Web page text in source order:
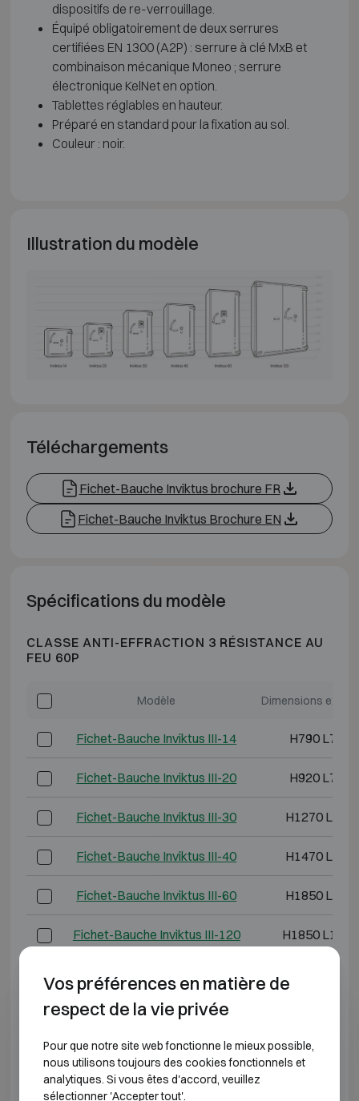
dispositifs de re-verrouillage.
Équipé obligatoirement de deux serrures
certifiées EN 1300 (A2P) : serrure à clé MxB et
combinaison mécanique Moneo ; serrure
électronique KelNet en option.
Tablettes réglables en hauteur.
Préparé en standard pour la fixation au sol.
Couleur : noir.
Illustration du modèle
Téléchargements
Fichet-Bauche Inviktus brochure FR
Fichet-Bauche Inviktus Brochure EN
Spécifications du modèle
CLASSE ANTI-EFFRACTION 3 RÉSISTANCE AU
FEU 60P
Modèle Dimensions
Fichet-Bauche Inviktus III-14 H790 L730
Fichet-Bauche Inviktus III-20 H920 L730
Fichet-Bauche Inviktus III-30 H1270 L730
Fichet-Bauche Inviktus III-40 H1470 L810
Fichet-Bauche Inviktus III-60 H1850 L880
Fichet-Bauche Inviktus III-120 H1850
*Profondeur extérieure hors charnières, poignée ou
CLASSE ANTI-EFFRACTION 4 RÉSISTANCE AU
FEU 60P
Vos préférences en matière de
respect de la vie privée
Pour que notre site web fonctionne le mieux possible,
nous utilisons toujours des cookies fonctionnels et
analytiques. Si vous êtes d'accord, veuillez
sélectionner 'Accepter tout'.